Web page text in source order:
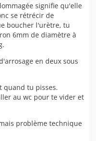
signifie qu'elle
se rétrécir de
boucher l'urètre, tu
6mm de diamètre à
en deux sous
quand tu pisses.
au wc pour te vider et
problème technique